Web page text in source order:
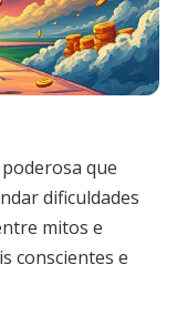
que
dificuldades
mitos e
conscientes e